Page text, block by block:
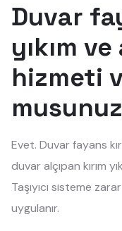
Duvar
yıkım
hizmeti
Evet. Duvar fayans
duvar alçıpan kırım
Taşıyıcı sisteme
uygulanır.